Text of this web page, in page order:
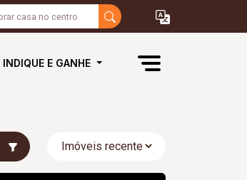
INDIQUE E GANHE